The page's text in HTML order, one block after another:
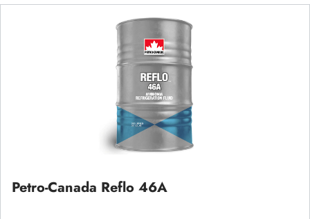
Petro-Canada Reflo 46A